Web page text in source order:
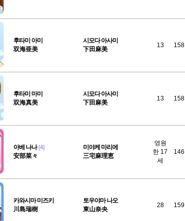
후타미 아미
双海亜美
시모다 아사미
下田麻美
13 158
후타미 마미
双海真美
시모다 아사미
下田麻美
13 158
아베 나나 [4]
安部菜々
미야케 마리에
三宅麻理恵
영원
한 17
세
146
카와시마미즈키
川島瑞樹
토우야마 나오
東山奈央
28 159